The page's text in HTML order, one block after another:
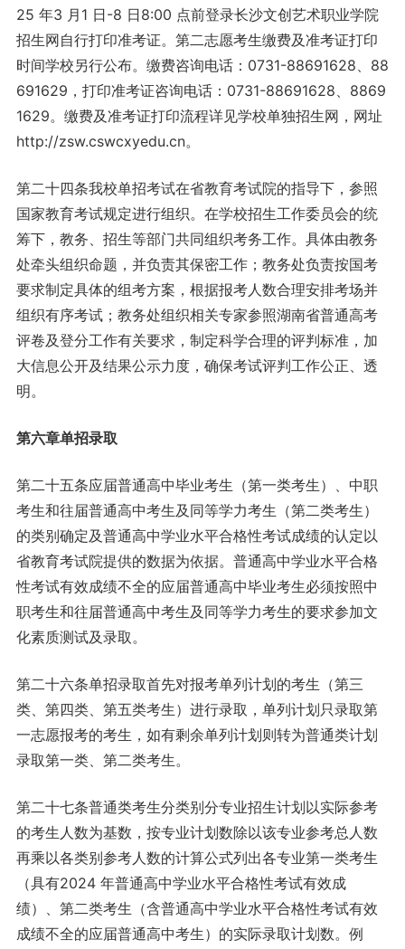
25 年3 月1 日-8 日8:00 点前登录长沙文创艺术职业学院
招生网自行打印准考证。第二志愿考生缴费及准考证打印
时间学校另行公布。缴费咨询电话：0731-88691628、88
691629，打印准考证咨询电话：0731-88691628、8869
1629。缴费及准考证打印流程详见学校单独招生网，网址
http://zsw.cswcxyedu.cn。
第二十四条我校单招考试在省教育考试院的指导下，参照
国家教育考试规定进行组织。在学校招生工作委员会的统
筹下，教务、招生等部门共同组织考务工作。具体由教务
处牵头组织命题，并负责其保密工作；教务处负责按国考
要求制定具体的组考方案，根据报考人数合理安排考场并
组织有序考试；教务处组织相关专家参照湖南省普通高考
评卷及登分工作有关要求，制定科学合理的评判标准，加
大信息公开及结果公示力度，确保考试评判工作公正、透
明。
第六章单招录取
第二十五条应届普通高中毕业考生（第一类考生）、中职
考生和往届普通高中考生及同等学力考生（第二类考生）
的类别确定及普通高中学业水平合格性考试成绩的认定以
省教育考试院提供的数据为依据。普通高中学业水平合格
性考试有效成绩不全的应届普通高中毕业考生必须按照中
职考生和往届普通高中考生及同等学力考生的要求参加文
化素质测试及录取。
第二十六条单招录取首先对报考单列计划的考生（第三
类、第四类、第五类考生）进行录取，单列计划只录取第
一志愿报考的考生，如有剩余单列计划则转为普通类计划
录取第一类、第二类考生。
第二十七条普通类考生分类别分专业招生计划以实际参考
的考生人数为基数，按专业计划数除以该专业参考总人数
再乘以各类别参考人数的计算公式列出各专业第一类考生
（具有2024 年普通高中学业水平合格性考试有效成
绩）、第二类考生（含普通高中学业水平合格性考试有效
成绩不全的应届普通高中考生）的实际录取计划数。例